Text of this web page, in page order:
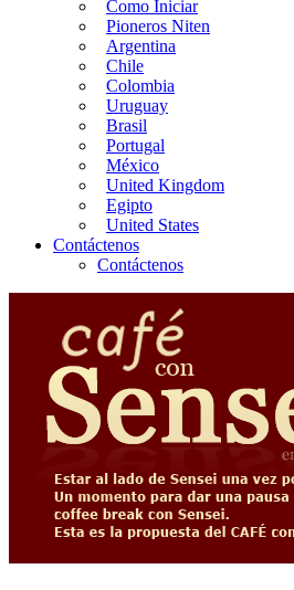
Como Iniciar
Pioneros Niten
Argentina
Chile
Colombia
Uruguay
Brasil
Portugal
México
United Kingdom
Egipto
United States
Contáctenos
Contáctenos